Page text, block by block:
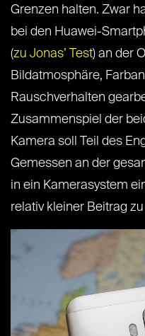
Grenzen halten. Zwar
bei den Huawei-
(zu Jonas’ Test) an der
Bildatmosphäre,
Rauschverhalten
Zusammenspiel der
Kamera soll Teil des
Gemessen an der
in ein Kamerasystem
relativ kleiner Beitrag